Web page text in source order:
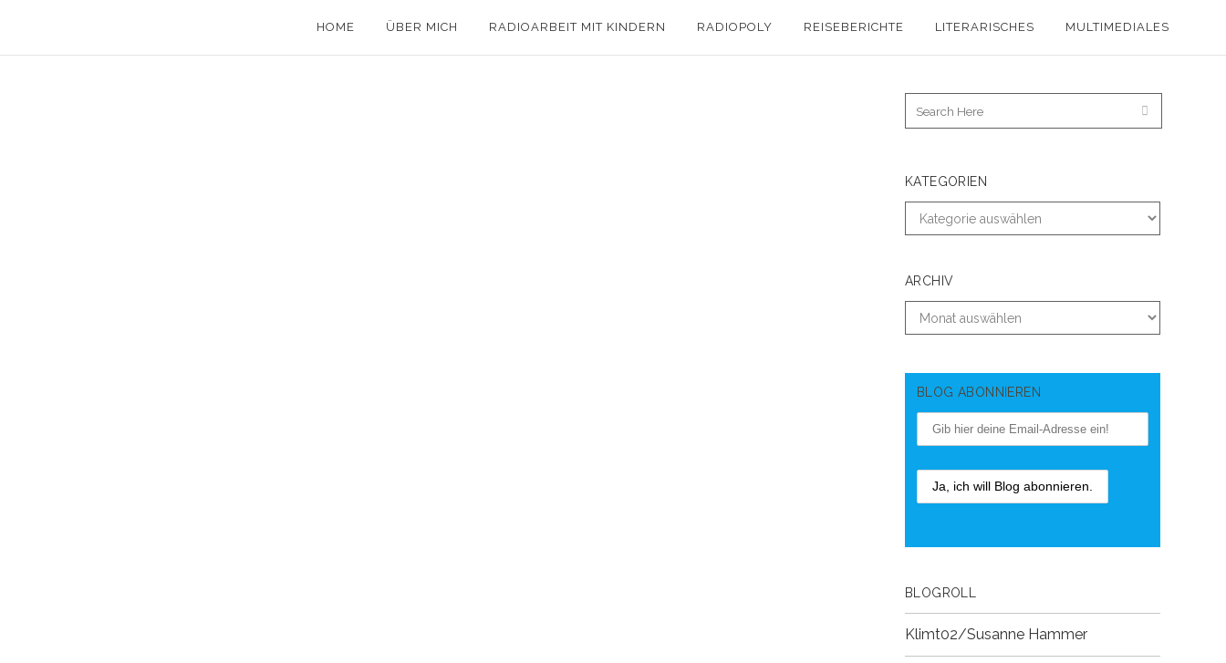
HOME ÜBER MICH RADIOARBEIT MIT KINDERN RADIOPOLY REISEBERICHTE LITERARISCHES MULTIMEDIALES
KATEGORIEN
ARCHIV
BLOG ABONNIEREN
BLOGROLL
Klimt02/Susanne Hammer